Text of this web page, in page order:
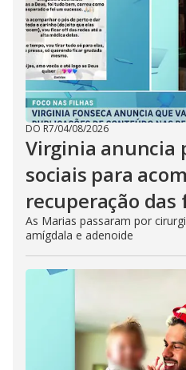
DO R7/04/08/2026
Virginia anuncia
sociais para
recuperação das
As Marias passaram por
amígdala e adenoide